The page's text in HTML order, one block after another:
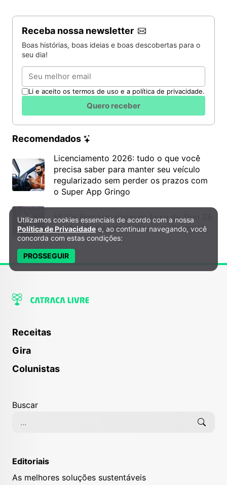
Receba nossa newsletter
Boas histórias, boas ideias e boas descobertas para o
seu dia!
Email
Li e aceito os termos de uso e a política de privacidade.
Quero receber
Recomendados
Licenciamento 2026: tudo o que você
precisa saber para manter seu veículo
regularizado sem perder os prazos com
o Super App Gringo
6º DH Fest tem show na faixa de Tom Zé,
mostra de cinema, teatro e muito mais!
Receitas
Gira
Colunistas
Buscar
Editoriais
As melhores soluções sustentáveis
Política de Privacidade e Cookies
Utilizamos cookies essenciais de acordo com a nossa
Política de Privacidade e, ao continuar navegando, você
concorda com estas condições:
PROSSEGUIR